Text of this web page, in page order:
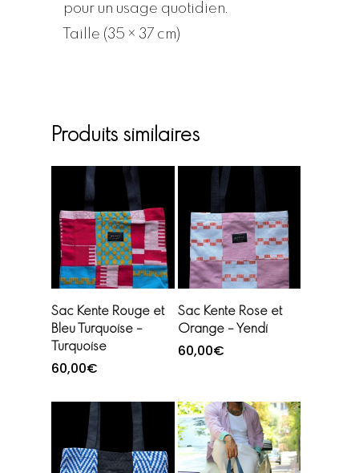
pour un usage quotidien.
Taille (35 × 37 cm)
Produits similaires
Ajouter au
panier
Sac Kente Rouge et
Bleu Turquoise –
Turquoise
60,00€
Ajouter au
panier
Sac Kente Rose et
Orange – Yendi
60,00€